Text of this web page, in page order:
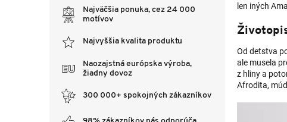
Najväčšia ponuka, cez 24 000
motívov
Najvyššia kvalita produktu
Naozajstná európska výroba,
žiadny dovoz
300 000+ spokojných zákazníkov
len iných
Od detstva
ale musela
z hliny a
Afrodita,